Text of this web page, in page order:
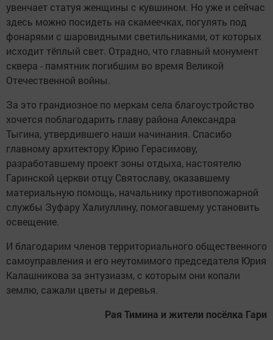
увенчает статуя женщины с кувшином. Но уже и сейчас
здесь можно посидеть на скамеечках, погулять под
фонарями с шаровидными светильниками, от которых
исходит тёплый свет. Отрадно, что главный монумент
сквера - памятник погибшим во время Великой
Отечественной войны.
За это грандиозное по меркам села благоустройство
хочется поблагодарить главу района Александра
Тыгина, утвердившего наши начинания. Спасибо
главному архитектору Юрию Герасимову,
разработавшему проект зоны отдыха, настоятелю
Гаринской церкви отцу Святославу, оказавшему
материальную помощь, начальнику противопожарной
службы Зуфару Халиуллину, помогавшему установить
освещение.
И благодарим членов территориального общественного
самоуправления и его неутомимого председателя Юрия
Калашникова за энтузиазм, с которым они копали
землю, сажали цветы и деревья.
Рая Тимина и жители посёлка Гари